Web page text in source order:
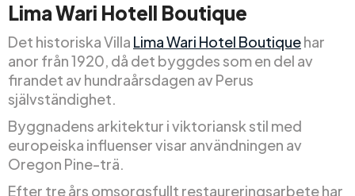
Lima Wari Hotell Boutique
Det historiska Villa Lima Wari Hotel Boutiquehar
anor från 1920, då det byggdes som en del av
firandet av hundraårsdagen av Perus
självständighet.
Byggnadens arkitektur i viktoriansk stil med
europeiska influenser visar användningen av
Oregon Pine-trä.
Efter tre års omsorgsfullt restaureringsarbete har